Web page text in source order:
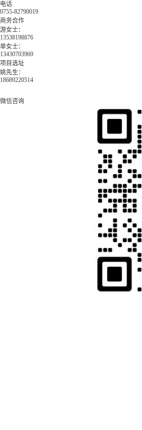
电话
0755-82790019
商务合作
游女士：
13538198876
单女士：
13430703969
项目选址
姚先生：
18689220514
微信咨询